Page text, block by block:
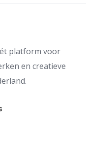
platform voor
en creatieve